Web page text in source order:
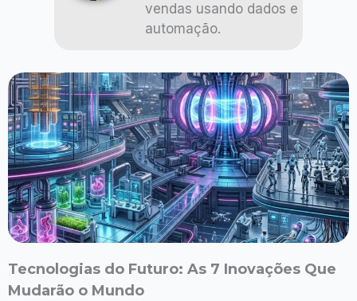
vendas usando dados e
automação.
Tecnologias do Futuro: As 7 Inovações Que
Mudarão o Mundo